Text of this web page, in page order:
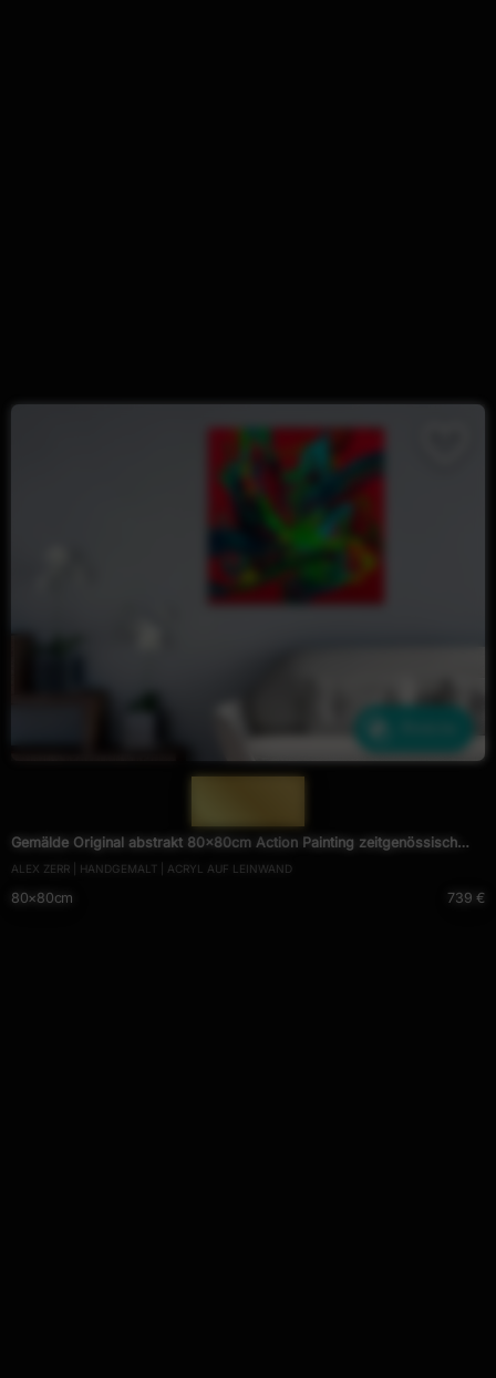
Gemälde Original abstrakt 80x80cm Action Painting zeitgenössisch
handgemalt Fluid Painting rot hellgrün türkis einzigartig
ALEX ZERR | HANDGEMALT | ACRYL AUF LEINWAND
80×80cm 739 €